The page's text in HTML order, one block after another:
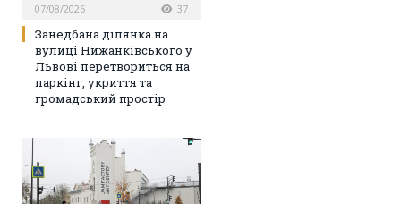
07/08/2026 37
Занедбана ділянка на
вулиці Нижанківського у
Львові перетвориться на
паркінг, укриття та
громадський простір